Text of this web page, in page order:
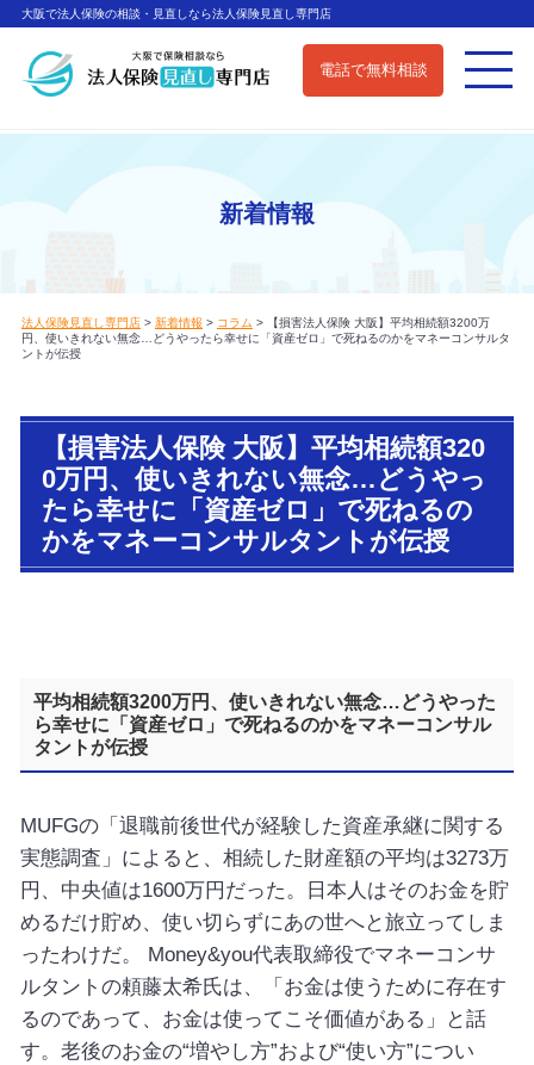
大阪で法人保険の相談・見直しなら法人保険見直し専門店
電話で無料相談
新着情報
法人保険見直し専門店> 新着情報 > コラム >
【損害法人保険 大阪】平均相続額3200万
円、使いきれない無念…どうやったら幸せに「資産ゼロ」で死ねるのかをマネーコンサルタ
ントが伝授
【損害法人保険 大阪】平均相続額320
0万円、使いきれない無念…どうやっ
たら幸せに「資産ゼロ」で死ねるの
かをマネーコンサルタントが伝授
平均相続額3200万円、使いきれない無念…どうやった
ら幸せに「資産ゼロ」で死ねるのかをマネーコンサル
タントが伝授
MUFGの「退職前後世代が経験した資産承継に関する
実態調査」によると、相続した財産額の平均は3273万
円、中央値は1600万円だった。日本人はそのお金を貯
めるだけ貯め、使い切らずにあの世へと旅立ってしま
ったわけだ。 Money&you代表取締役でマネーコンサ
ルタントの頼藤太希氏は、「お金は使うために存在す
るのであって、お金は使ってこそ価値がある」と話
す。老後のお金の“増やし方”および“使い方”につい